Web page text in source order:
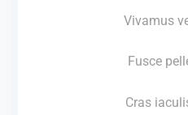
Vivamus
Fusce
Cras